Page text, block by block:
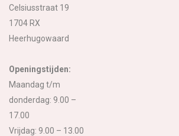
Celsiusstraat 19
1704 RX
Heerhugowaard
Openingstijden:
Maandag t/m
donderdag: 9.00 –
17.00
Vrijdag: 9.00 – 13.00